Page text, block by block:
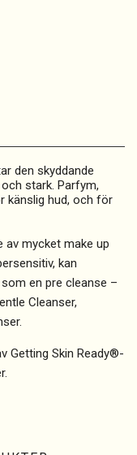
den skyddande
stark. Parfym,
känslig hud, och för
av mycket make up
kan
en pre cleanse –
Cleanser,
Getting Skin Ready®-